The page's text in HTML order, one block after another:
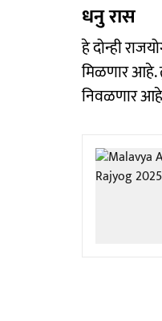
धनु रास
हे दोन्ही
मिळणार आहे.
निवळणार